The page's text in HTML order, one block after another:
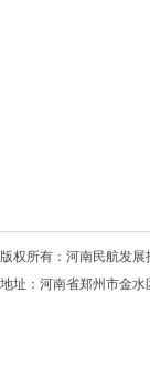
版权所有：河南民航发
地址：河南省郑州市金水